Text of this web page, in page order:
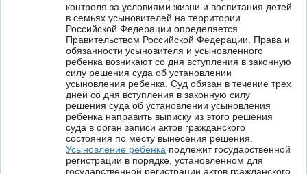
контроля за условиями жизни и воспитания детей
в семьях усыновителей на территории
Российской Федерации определяется
Правительством Российской Федерации. Права и
обязанности усыновителя и усыновленного
ребенка возникают со дня вступления в законную
силу решения суда об установлении
усыновления ребенка. Суд обязан в течение трех
дней со дня вступления в законную силу
решения суда об установлении усыновления
ребенка направить выписку из этого решения
суда в орган записи актов гражданского
состояния по месту вынесения решения.
Усыновление ребенка подлежит государственной
регистрации в порядке, установленном для
государственной регистрации актов гражданского